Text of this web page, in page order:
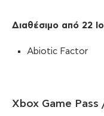
Διαθέσιμο από 22
Abiotic Factor
Xbox Game Pass